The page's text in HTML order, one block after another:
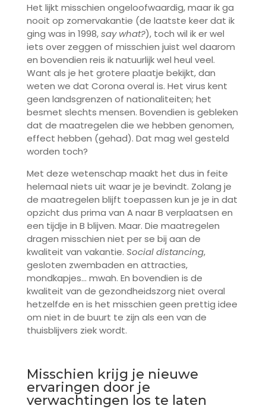
Het lijkt misschien ongeloofwaardig, maar ik ga
nooit op zomervakantie (de laatste keer dat ik
ging was in 1998,say what?), toch wil ik er wel
iets over zeggen of misschien juist wel daarom
en bovendien reis ik natuurlijk wel heul veel.
Want als je het grotere plaatje bekijkt, dan
weten we dat Corona overal is. Het virus kent
geen landsgrenzen of nationaliteiten; het
besmet slechts mensen. Bovendien is gebleken
dat de maatregelen die we hebben genomen,
effect hebben (gehad). Dat mag wel gesteld
worden toch?
Met deze wetenschap maakt het dus in feite
helemaal niets uit waar je je bevindt. Zolang je
de maatregelen blijft toepassen kun je je in dat
opzicht dus prima van A naar B verplaatsen en
een tijdje in B blijven. Maar. Die maatregelen
dragen misschien niet per se bij aan de
kwaliteit van vakantie. Social distancing,
gesloten zwembaden en attracties,
mondkapjes… mwah. En bovendien is de
kwaliteit van de gezondheidszorg niet overal
hetzelfde en is het misschien geen prettig idee
om niet in de buurt te zijn als een van de
thuisblijvers ziek wordt.
Misschien krijg je nieuwe
ervaringen door je
verwachtingen los te laten